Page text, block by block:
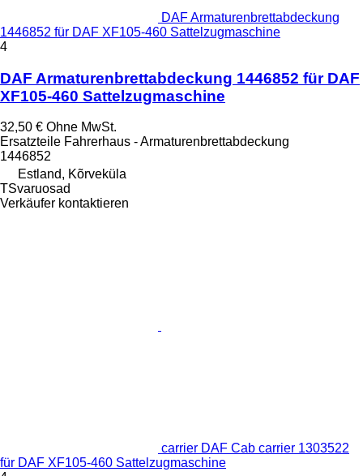
DAF Armaturenbrettabdeckung
1446852 für DAF XF105-460 Sattelzugmaschine
4
DAF Armaturenbrettabdeckung 1446852 für DAF
XF105-460 Sattelzugmaschine
32,50 € Ohne MwSt.
Ersatzteile Fahrerhaus - Armaturenbrettabdeckung
1446852
Estland, Kõrveküla
TSvaruosad
Verkäufer kontaktieren
carrier DAF Cab carrier 1303522
für DAF XF105-460 Sattelzugmaschine